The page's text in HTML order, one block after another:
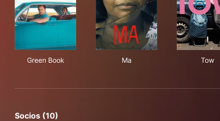
Green Book Ma Tow
Socios (10)